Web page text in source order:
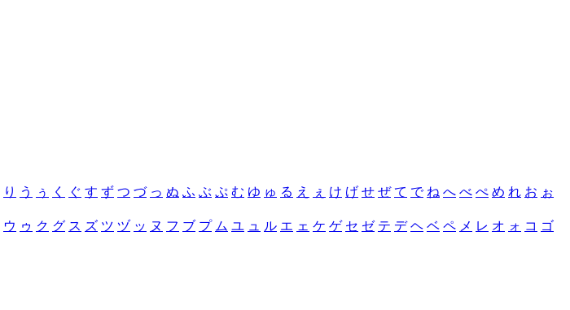
り う ぅ く ぐ す ず つ づ っ ぬ ふ ぶ ぷ む ゆ ゅ る え ぇ け げ せ ぜ て で ね へ べ ぺ め れ お ぉ
ウ ゥ ク グ ス ズ ツ ヅ ッ ヌ フ ブ プ ム ユ ュ ル エ ェ ケ ゲ セ ゼ テ デ ヘ ベ ペ メ レ オ ォ コ ゴ